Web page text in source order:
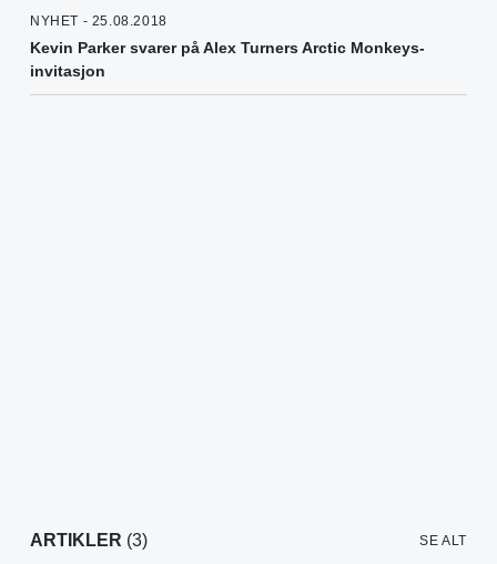
NYHET - 25.08.2018
Kevin Parker svarer på Alex Turners Arctic Monkeys-
invitasjon
ARTIKLER (3) SE ALT